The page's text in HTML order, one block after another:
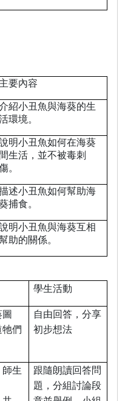
主要內容
紹小丑魚與海葵的生
環境。
明小丑魚如何在海葵
間生活，並不被毒刺
。
述小丑魚如何幫助海
捕食。
明小丑魚與海葵互相
助的關係。
學生活動
們
自由回答，分享
初步想法
師生
跟隨朗讀回答問
題，分組討論段